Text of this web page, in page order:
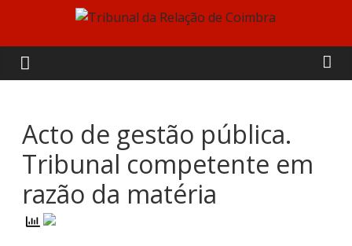
content
Tribunal
da
Relação
de
Coimbra
Acto de gestão pública.
Tribunal competente em
razão da matéria